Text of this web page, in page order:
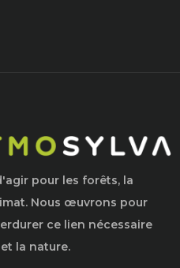
pour les forêts, la
Nous œuvrons pour
ce lien nécessaire
la nature.